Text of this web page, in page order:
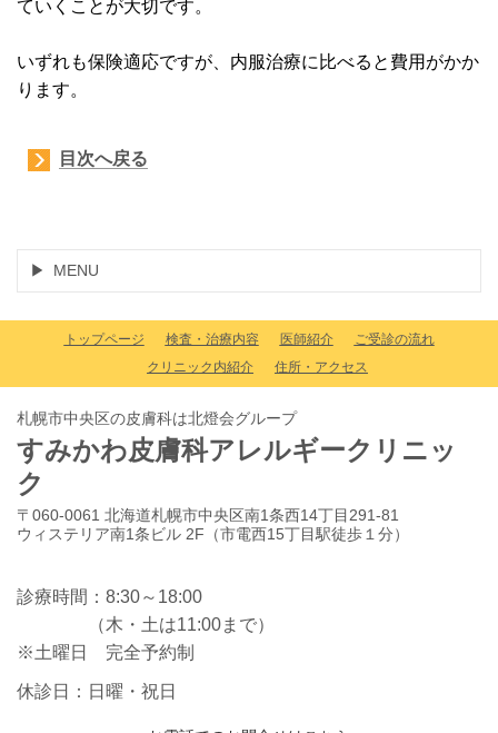
ていくことが大切です。
いずれも保険適応ですが、内服治療に比べると費用がかか
ります。
目次へ戻る
MENU
トップページ 検査・治療内容 医師紹介
ご受診の流れ
クリニック内紹介
住所・アクセス
札幌市中央区の皮膚科は北燈会グループ
すみかわ皮膚科アレルギークリニッ
ク
〒060-0061 北海道札幌市中央区南1条西14丁目291-81
ウィステリア南1条ビル 2F（市電西15丁目駅徒歩１分）
診療時間：8:30～18:00
（木・土は11:00まで）
※土曜日 完全予約制
休診日：日曜・祝日